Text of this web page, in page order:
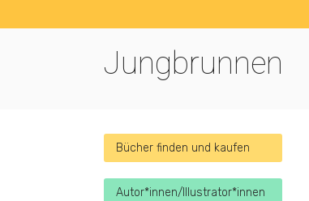
Jungbrunnen
Bücher finden und kaufen
Autor*innen/Illustrator*innen